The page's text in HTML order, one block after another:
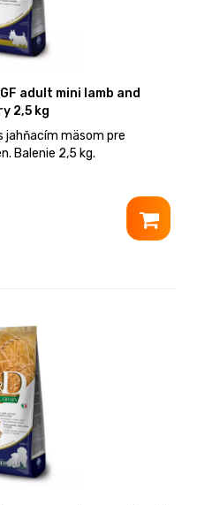
adult mini lamb and
2,5 kg
jahňacím mäsom pre
Balenie 2,5 kg.